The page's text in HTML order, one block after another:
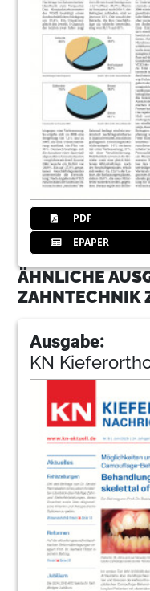
PDF
EPAPER
ÄHNLICHE
ZAHNTECHNIK
Ausgabe:
KN